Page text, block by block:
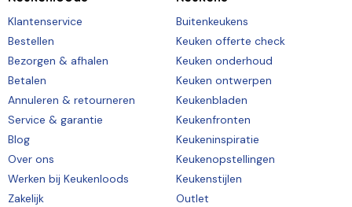
Klantenservice
Bestellen
Bezorgen & afhalen
Betalen
Annuleren & retourneren
Service & garantie
Blog
Over ons
Werken bij Keukenloods
Zakelijk
Buitenkeukens
Keuken offerte check
Keuken onderhoud
Keuken ontwerpen
Keukenbladen
Keukenfronten
Keukeninspiratie
Keukenopstellingen
Keukenstijlen
Outlet